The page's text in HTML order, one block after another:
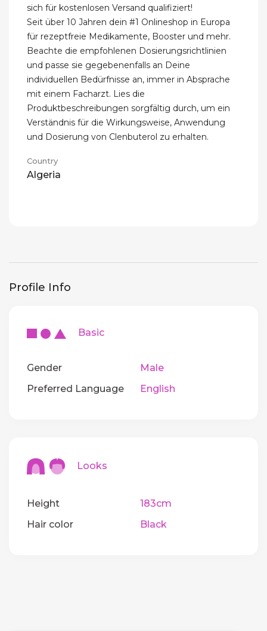
sich für kostenlosen Versand qualifiziert!
Seit über 10 Jahren dein #1 Onlineshop in Europa
für rezeptfreie Medikamente, Booster und mehr.
Beachte die empfohlenen Dosierungsrichtlinien
und passe sie gegebenenfalls an Deine
individuellen Bedürfnisse an, immer in Absprache
mit einem Facharzt. Lies die
Produktbeschreibungen sorgfältig durch, um ein
Verständnis für die Wirkungsweise, Anwendung
und Dosierung von Clenbuterol zu erhalten.
Country
Algeria
Profile Info
Basic
Gender
Male
Preferred Language
English
Looks
Height
183cm
Hair color
Black